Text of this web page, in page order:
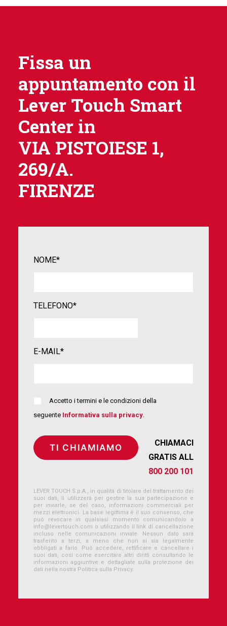
Fissa un
appuntamento con il
Lever Touch Smart
Center in
VIA PISTOIESE 1,
269/A.
FIRENZE
NOME*
TELEFONO*
E-MAIL*
Accetto i termini e le condizioni della
seguente Informativa sulla privacy.
CHIAMACI
GRATIS ALL
800 200 101
LEVER TOUCH S.p.A., in qualità di titolare del trattamento dei
suoi dati, li utilizzerà per gestire la sua partecipazione e
per inviarle, se del caso, informazioni commerciali per
mezzi elettronici. La base legittima è il suo consenso, che
può revocare in qualsiasi momento comunicandolo a
info@levertouch.com o utilizzando il link di cancellazione
incluso nelle comunicazioni inviate. Nessun dato sarà
trasferito a terzi, a meno che non si sia legalmente
obbligati a farlo. Può accedere, rettificare e cancellare i
suoi dati, così come esercitare altri diritti consultando le
informazioni aggiuntive e dettagliate sulla protezione dei
dati nella nostra Politica sulla Privacy.